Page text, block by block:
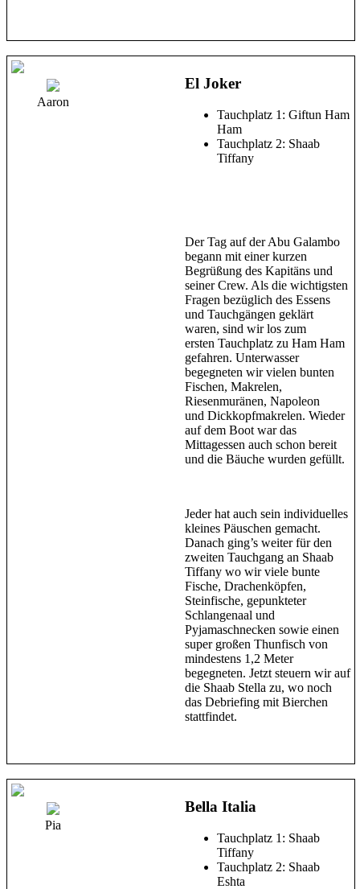
Aaron
El Joker
Tauchplatz 1: Giftun Ham
Ham
Tauchplatz 2: Shaab
Tiffany
Der Tag auf der Abu Galambo
begann mit einer kurzen
Begrüßung des Kapitäns und
seiner Crew. Als die wichtigsten
Fragen bezüglich des Essens
und Tauchgängen geklärt
waren, sind wir los zum
ersten Tauchplatz zu Ham Ham
gefahren. Unterwasser
begegneten wir vielen bunten
Fischen, Makrelen,
Riesenmuränen, Napoleon
und Dickkopfmakrelen. Wieder
auf dem Boot war das
Mittagessen auch schon bereit
und die Bäuche wurden gefüllt.
Jeder hat auch sein individuelles
kleines Päuschen gemacht.
Danach ging’s weiter für den
zweiten Tauchgang an Shaab
Tiffany wo wir viele bunte
Fische, Drachenköpfen,
Steinfische, gepunkteter
Schlangenaal und
Pyjamaschnecken sowie einen
super großen Thunfisch von
mindestens 1,2 Meter
begegneten. Jetzt steuern wir auf
die Shaab Stella zu, wo noch
das Debriefing mit Bierchen
stattfindet.
Pia
Bella Italia
Tauchplatz 1: Shaab
Tiffany
Tauchplatz 2: Shaab
Eshta